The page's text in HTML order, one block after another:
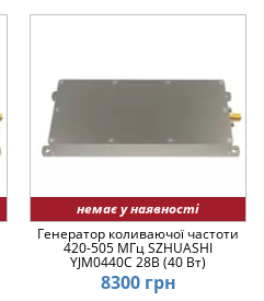
немає у наявності
Генератор коливаючої частоти
420-505 МГц SZHUASHI
YJM0440C 28В (40 Вт)
8300 грн